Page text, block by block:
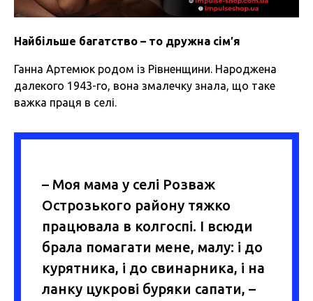
Найбільше багатство – то дружна сім′я
Ганна Артемюк родом із Рівненщини. Народжена
далекого 1943-го, вона змалечку знала, що таке
важка праця в селі.
– Моя мама у селі Розваж
Острозького району тяжко
працювала в колгоспі. І всюди
брала помагати мене, малу: і до
курятника, і до свинарника, і на
ланку цукрові буряки сапати, –